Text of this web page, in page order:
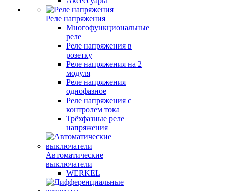
Реле напряжения
Многофункциональные
реле
Реле напряжения в
розетку
Реле напряжения на 2
модуля
Реле напряжения
однофазное
Реле напряжения с
контролем тока
Трёхфазные реле
напряжения
Автоматические
выключатели
WERKEL